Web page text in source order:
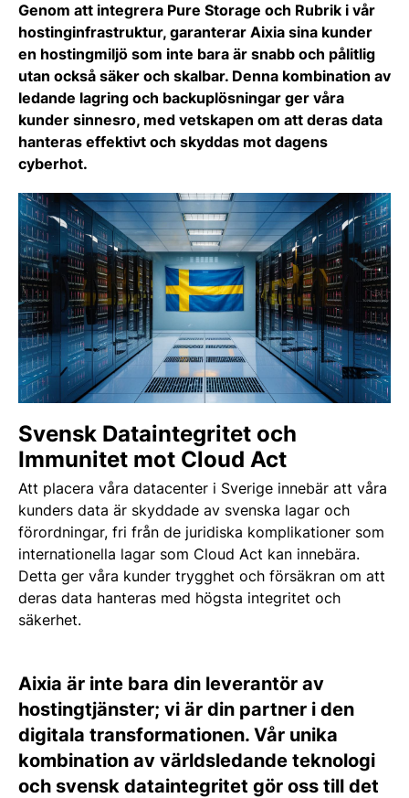
Genom att integrera Pure Storage och Rubrik i vår
hostinginfrastruktur, garanterar Aixia sina kunder
en hostingmiljö som inte bara är snabb och pålitlig
utan också säker och skalbar. Denna kombination av
ledande lagring och backuplösningar ger våra
kunder sinnesro, med vetskapen om att deras data
hanteras effektivt och skyddas mot dagens
cyberhot.
Svensk Dataintegritet och
Immunitet mot Cloud Act
Att placera våra datacenter i Sverige innebär att våra
kunders data är skyddade av svenska lagar och
förordningar, fri från de juridiska komplikationer som
internationella lagar som Cloud Act kan innebära.
Detta ger våra kunder trygghet och försäkran om att
deras data hanteras med högsta integritet och
säkerhet.
Aixia är inte bara din leverantör av
hostingtjänster; vi är din partner i den
digitala transformationen. Vår unika
kombination av världsledande teknologi
och svensk dataintegritet gör oss till det